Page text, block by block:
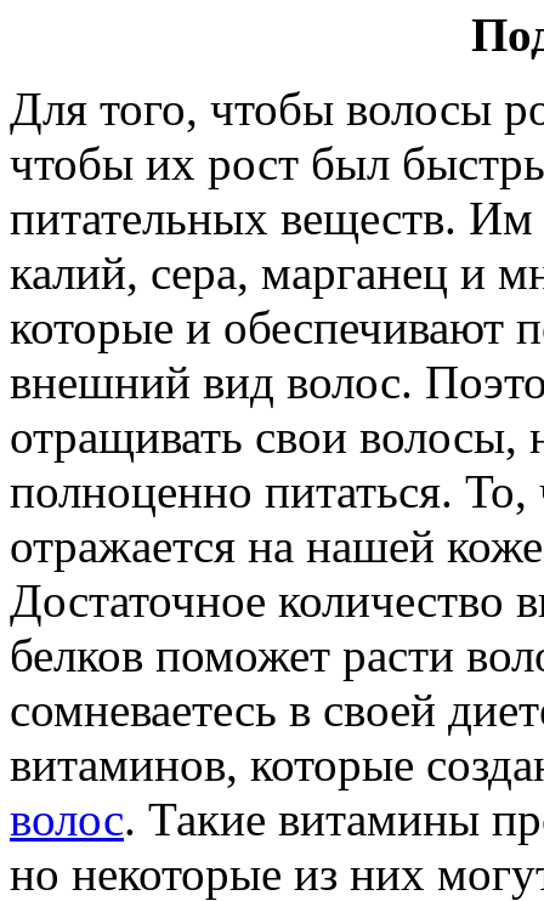
Для того, чтобы волосы
чтобы их рост был
питательных веществ.
калий, сера, марганец и
которые и обеспечивают
внешний вид волос.
отращивать свои
полноценно питаться.
отражается на нашей
Достаточное количество
белков поможет расти
сомневаетесь в своей
витаминов, которые
волос. Такие витамины
но некоторые из них